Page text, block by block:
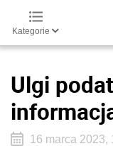
Kategorie
Ulgi
16 marca 2023,